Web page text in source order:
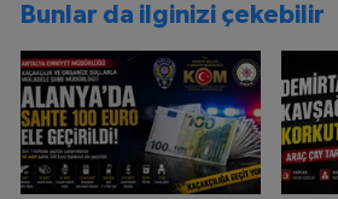
Bunlar da ilginizi çekebilir